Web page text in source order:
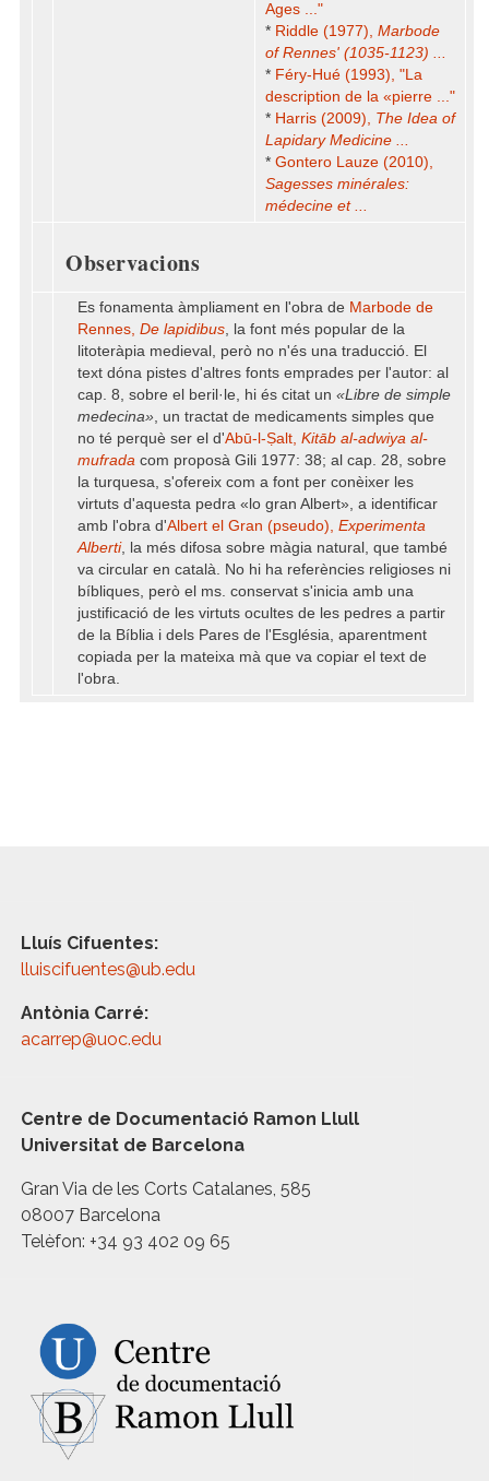
Ages ..."
* Riddle (1977), Marbode
of Rennes' (1035-1123) ...
* Féry-Hué (1993), "La
description de la «pierre ..."
* Harris (2009), The Idea of
Lapidary Medicine ...
* Gontero Lauze (2010),
Sagesses minérales:
médecine et ...
Observacions
Es fonamenta àmpliament en l'obra de Marbode de
Rennes, De lapidibus, la font més popular de la
litoteràpia medieval, però no n'és una traducció. El
text dóna pistes d'altres fonts emprades per l'autor: al
cap. 8, sobre el beril·le, hi és citat un «Libre de simple
medecina», un tractat de medicaments simples que
no té perquè ser el d'Abū-l-Ṣalt, Kitāb al-adwiya al-
mufrada com proposà Gili 1977: 38; al cap. 28, sobre
la turquesa, s'ofereix com a font per conèixer les
virtuts d'aquesta pedra «lo gran Albert», a identificar
amb l'obra d'Albert el Gran (pseudo), Experimenta
Alberti, la més difosa sobre màgia natural, que també
va circular en català. No hi ha referències religioses ni
bíbliques, però el ms. conservat s'inicia amb una
justificació de les virtuts ocultes de les pedres a partir
de la Bíblia i dels Pares de l'Església, aparentment
copiada per la mateixa mà que va copiar el text de
l'obra.
Lluís Cifuentes:
lluiscifuentes@ub.edu
Antònia Carré:
acarrep@uoc.edu
Centre de Documentació Ramon Llull
Universitat de Barcelona
Gran Via de les Corts Catalanes, 585
08007 Barcelona
Telèfon: +34 93 402 09 65